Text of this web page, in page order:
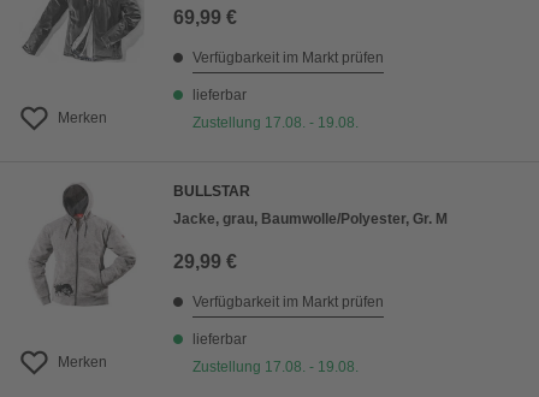
Merken
69,99 €
Verfügbarkeit im Markt prüfen
lieferbar
Zustellung 17.08. - 19.08.
Merken
BULLSTAR
Jacke, grau, Baumwolle/Polyester, Gr. M
29,99 €
Verfügbarkeit im Markt prüfen
lieferbar
Zustellung 17.08. - 19.08.